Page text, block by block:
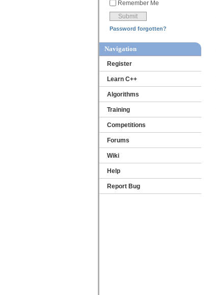
Remember Me
Password forgotten?
Navigation
Register
Learn C++
Algorithms
Training
Competitions
Forums
Wiki
Help
Report Bug